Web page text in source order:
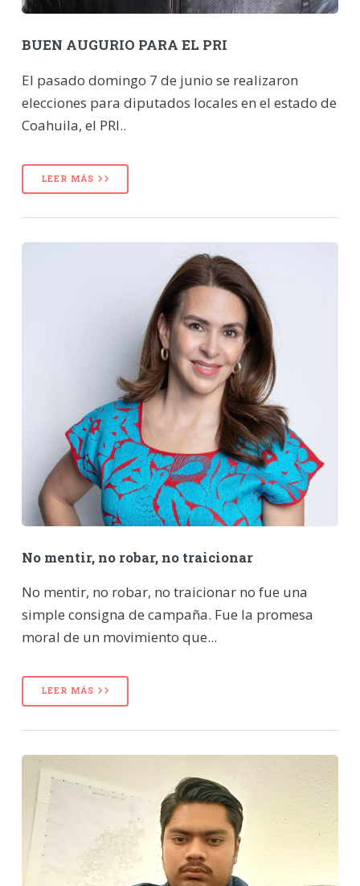
BUEN AUGURIO PARA EL PRI
El pasado domingo 7 de junio se realizaron
elecciones para diputados locales en el estado de
Coahuila, el PRI..
LEER MÁS
No mentir, no robar, no traicionar
No mentir, no robar, no traicionar no fue una
simple consigna de campaña. Fue la promesa
moral de un movimiento que...
LEER MÁS